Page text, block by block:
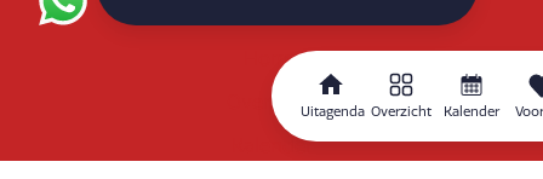
Uitagenda Overzicht Kalender
Home
Overzicht
Kalender